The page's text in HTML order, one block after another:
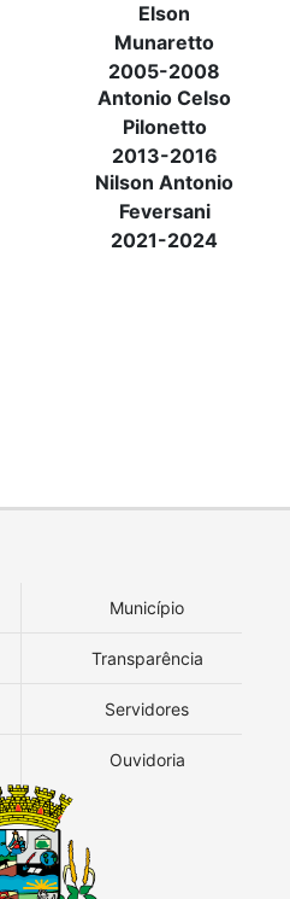
Elson
Munaretto
2005-2008
Antonio Celso
Pilonetto
2013-2016
Nilson Antonio
Feversani
2021-2024
Município
Transparência
Servidores
Ouvidoria